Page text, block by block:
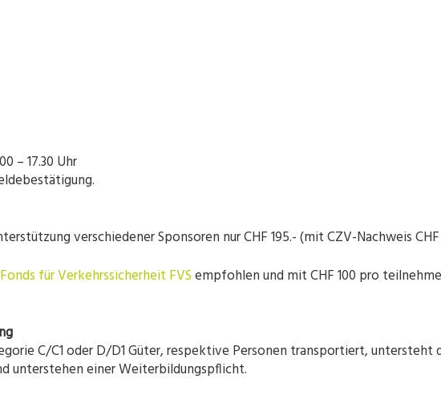
– 17.30 Uhr
verschiedener Sponsoren nur CHF 195.- (mit CZV-Nachweis CHF
Fonds für Verkehrssicherheit FVSempfohlen und mit CHF 100 pro
C/C1 oder D/D1 Güter, respektive Personen transportiert, untersteht
unterstehen einer Weiterbildungspflicht.